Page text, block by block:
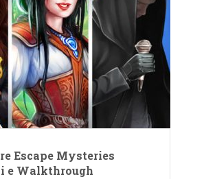
Escape Mysteries
e Walkthrough